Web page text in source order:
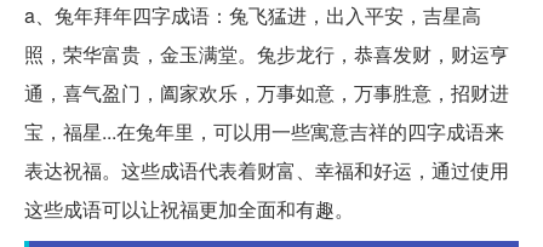
a、兔年拜年四字成语：兔飞猛进，出入平安，吉星高
照，荣华富贵，金玉满堂。兔步龙行，恭喜发财，财运亨
通，喜气盈门，阖家欢乐，万事如意，万事胜意，招财进
宝，福星...在兔年里，可以用一些寓意吉祥的四字成语来
表达祝福。这些成语代表着财富、幸福和好运，通过使用
这些成语可以让祝福更加全面和有趣。